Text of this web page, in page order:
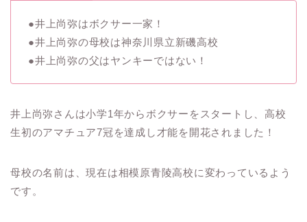
●井上尚弥はボクサー一家！
●井上尚弥の母校は神奈川県立新磯高校
●井上尚弥の父はヤンキーではない！
井上尚弥さんは小学1年からボクサーをスタートし、高校
生初のアマチュア7冠を達成し才能を開花されました！
母校の名前は、現在は相模原青陵高校に変わっているよう
です。